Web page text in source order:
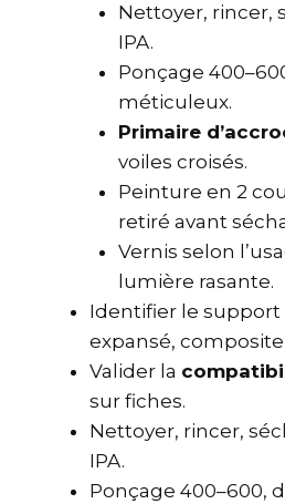
Nettoyer, rincer,
IPA.
Ponçage
méticuleux.
Primaire
voiles croisés.
Peinture en 2
retiré avant
Vernis selon
lumière rasante.
Identifier le support
expansé,
Valider la
sur fiches.
Nettoyer, rincer,
IPA.
Ponçage 400–600,